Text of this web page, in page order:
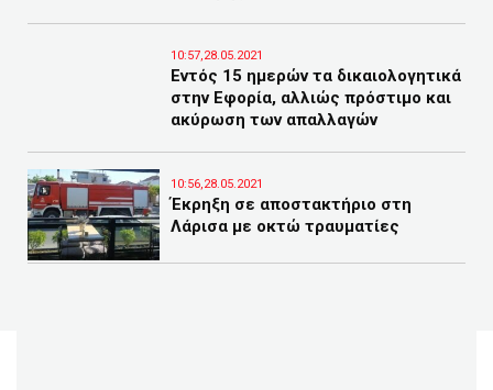
10:57,28.05.2021
Εντός 15 ημερών τα δικαιολογητικά
στην Εφορία, αλλιώς πρόστιμο και
ακύρωση των απαλλαγών
10:56,28.05.2021
Έκρηξη σε αποστακτήριο στη
Λάρισα με οκτώ τραυματίες